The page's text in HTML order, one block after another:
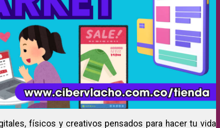
físicos y creativos pensados para hacer tu vida